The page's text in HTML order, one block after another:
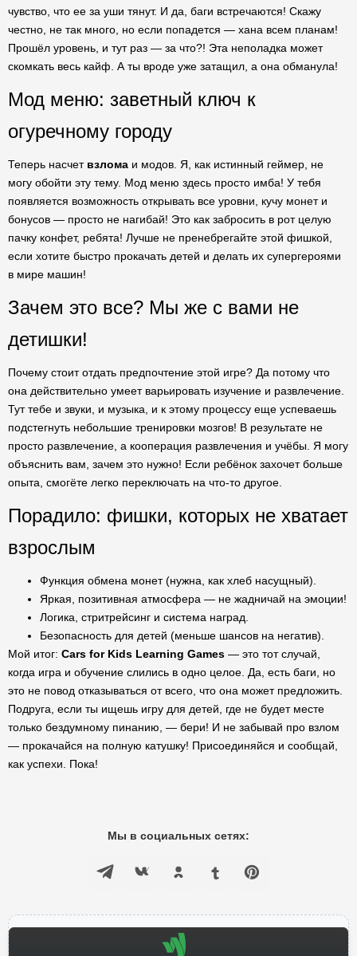
чувство, что ее за уши тянут. И да, баги встречаются! Скажу
честно, не так много, но если попадется — хана всем планам!
Прошёл уровень, и тут раз — за что?! Эта неполадка может
скомкать весь кайф. А ты вроде уже затащил, а она обманула!
Мод меню: заветный ключ к
огуречному городу
Теперь насчет взлома и модов. Я, как истинный геймер, не
могу обойти эту тему. Мод меню здесь просто имба! У тебя
появляется возможность открывать все уровни, кучу монет и
бонусов — просто не нагибай! Это как забросить в рот целую
пачку конфет, ребята! Лучше не пренебрегайте этой фишкой,
если хотите быстро прокачать детей и делать их супергероями
в мире машин!
Зачем это все? Мы же с вами не
детишки!
Почему стоит отдать предпочтение этой игре? Да потому что
она действительно умеет варьировать изучение и развлечение.
Тут тебе и звуки, и музыка, и к этому процессу еще успеваешь
подстегнуть небольшие тренировки мозгов! В результате не
просто развлечение, а кооперация развлечения и учёбы. Я могу
объяснить вам, зачем это нужно! Если ребёнок захочет больше
опыта, смогёте легко переключать на что-то другое.
Порадило: фишки, которых не хватает
взрослым
Функция обмена монет (нужна, как хлеб насущный).
Яркая, позитивная атмосфера — не жадничай на эмоции!
Логика, стритрейсинг и система наград.
Безопасность для детей (меньше шансов на негатив).
Мой итог: Cars for Kids Learning Games — это тот случай,
когда игра и обучение слились в одно целое. Да, есть баги, но
это не повод отказываться от всего, что она может предложить.
Подруга, если ты ищешь игру для детей, где не будет месте
только бездумному пинанию, — бери! И не забывай про взлом
— прокачайся на полную катушку! Присоединяйся и сообщай,
как успехи. Пока!
Мы в социальных сетях: